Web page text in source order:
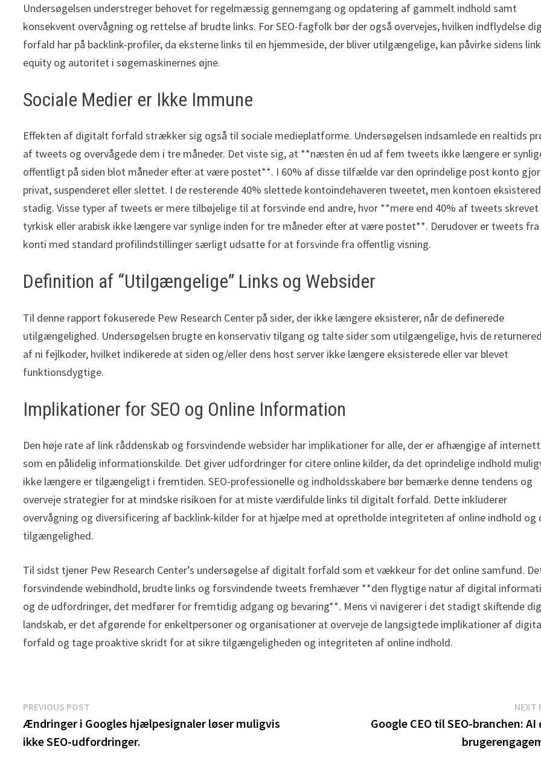
Undersøgelsen understreger behovet for regelmæssig gennemgang og opdatering af gammelt indhold samt
konsekvent overvågning og rettelse af brudte links. For SEO-fagfolk bør der også overvejes, hvilken indflydelse
forfald har på backlink-profiler, da eksterne links til en hjemmeside, der bliver utilgængelige, kan påvirke sidens link
equity og autoritet i søgemaskinernes øjne.
Sociale Medier er Ikke Immune
Effekten af digitalt forfald strækker sig også til sociale medieplatforme. Undersøgelsen indsamlede en realtids
af tweets og overvågede dem i tre måneder. Det viste sig, at **næsten én ud af fem tweets ikke længere er
offentligt på siden blot måneder efter at være postet**. I 60% af disse tilfælde var den oprindelige post konto
privat, suspenderet eller slettet. I de resterende 40% slettede kontoindehaveren tweetet, men kontoen
stadig. Visse typer af tweets er mere tilbøjelige til at forsvinde end andre, hvor **mere end 40% af tweets skrevet
tyrkisk eller arabisk ikke længere var synlige inden for tre måneder efter at være postet**. Derudover er tweets fra
konti med standard profilindstillinger særligt udsatte for at forsvinde fra offentlig visning.
Definition af “Utilgængelige” Links og Websider
Til denne rapport fokuserede Pew Research Center på sider, der ikke længere eksisterer, når de definerede
utilgængelighed. Undersøgelsen brugte en konservativ tilgang og talte sider som utilgængelige, hvis de
af ni fejlkoder, hvilket indikerede at siden og/eller dens host server ikke længere eksisterede eller var blevet
funktionsdygtige.
Implikationer for SEO og Online Information
Den høje rate af link råddenskab og forsvindende websider har implikationer for alle, der er afhængige af
som en pålidelig informationskilde. Det giver udfordringer for citere online kilder, da det oprindelige indhold
ikke længere er tilgængeligt i fremtiden. SEO-professionelle og indholdsskabere bør bemærke denne tendens og
overveje strategier for at mindske risikoen for at miste værdifulde links til digitalt forfald. Dette inkluderer
overvågning og diversificering af backlink-kilder for at hjælpe med at opretholde integriteten af online indhold og
tilgængelighed.
Til sidst tjener Pew Research Center’s undersøgelse af digitalt forfald som et vækkeur for det online samfund.
forsvindende webindhold, brudte links og forsvindende tweets fremhæver **den flygtige natur af digital
og de udfordringer, det medfører for fremtidig adgang og bevaring**. Mens vi navigerer i det stadigt skiftende
landskab, er det afgørende for enkeltpersoner og organisationer at overveje de langsigtede implikationer af
forfald og tage proaktive skridt for at sikre tilgængeligheden og integriteten af online indhold.
Indlægsnavigation
PREVIOUS POST
post:
Ændringer i Googles hjælpesignaler løser muligvis
ikke SEO-udfordringer.
NEXT
Google CEO til SEO-branchen: AI